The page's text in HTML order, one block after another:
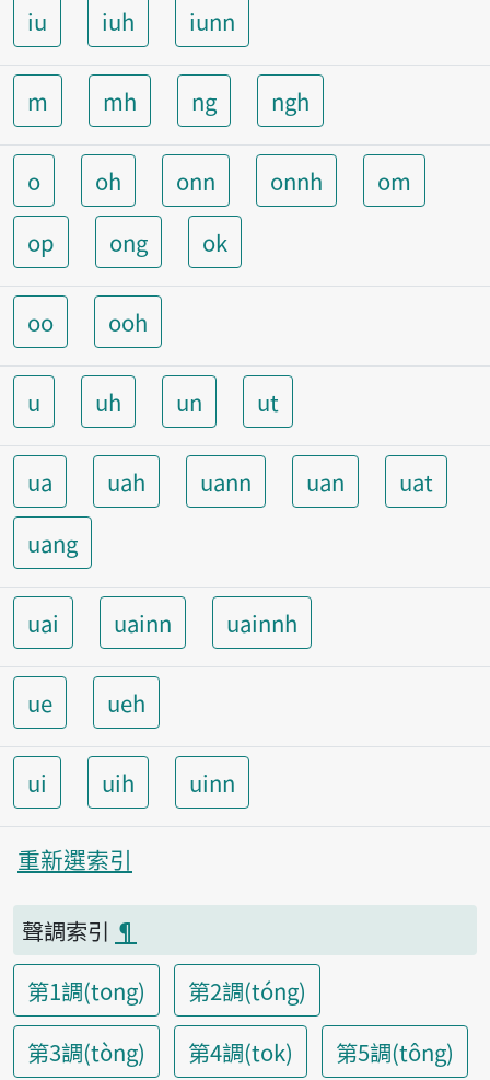
iu iuh iunn
m mh ng ngh
o oh onn onnh
om
op
ong ok
oo ooh
u uh un ut
ua uah uann uan
uat
uang
uai uainn uainnh
ue ueh
ui uih uinn
重新選索引
聲調索引 ¶
第1調(tong)
第2調(tóng)
第3調(tòng)
第4調(tok) 第5調(tông)